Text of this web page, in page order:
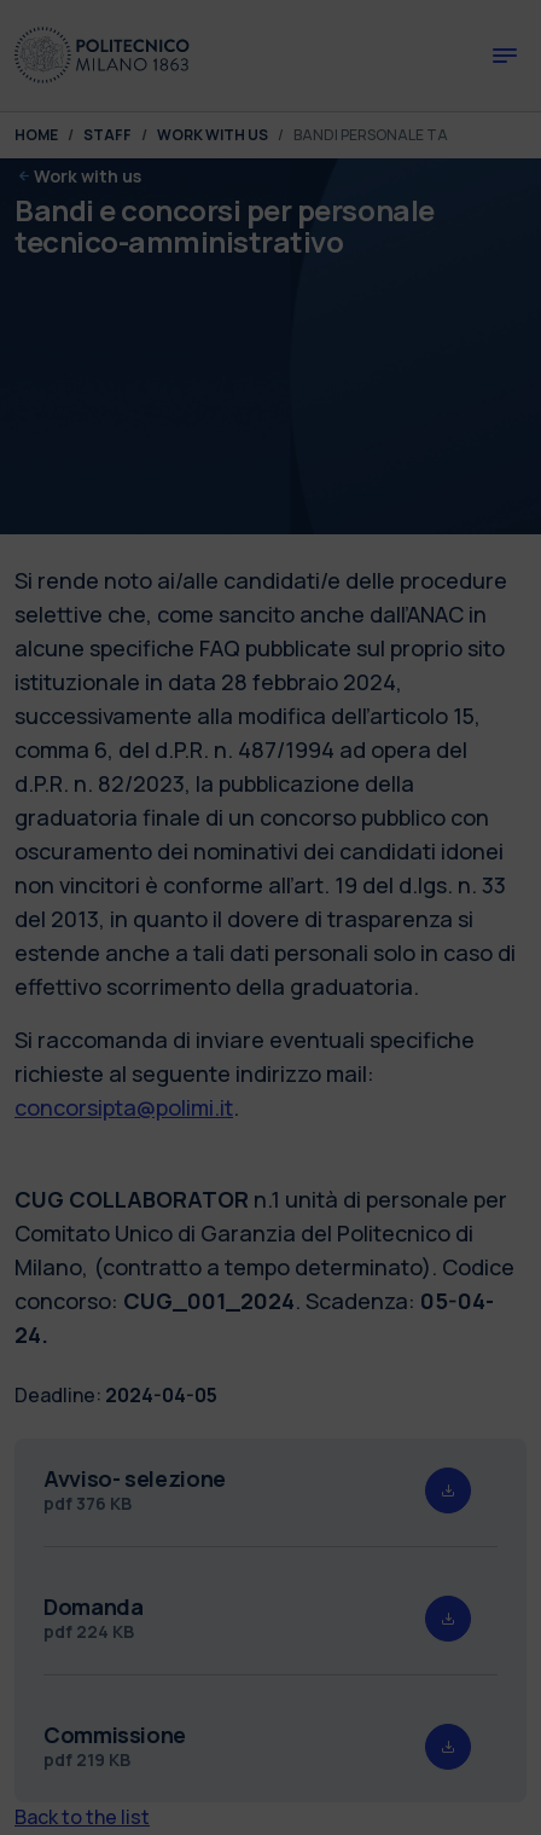
You are here:
HOME STAFF WORK WITH US BANDI PERSONALE TA
Work with us
Bandi e concorsi per personale
tecnico-amministrativo
Si rende noto ai/alle candidati/e delle procedure
selettive che, come sancito anche dall’ANAC in
alcune specifiche FAQ pubblicate sul proprio sito
istituzionale in data 28 febbraio 2024,
successivamente alla modifica dell’articolo 15,
comma 6, del d.P.R. n. 487/1994 ad opera del
d.P.R. n. 82/2023, la pubblicazione della
graduatoria finale di un concorso pubblico con
oscuramento dei nominativi dei candidati idonei
non vincitori è conforme all’art. 19 del d.lgs. n. 33
del 2013, in quanto il dovere di trasparenza si
estende anche a tali dati personali solo in caso di
effettivo scorrimento della graduatoria.
Si raccomanda di inviare eventuali specifiche
richieste al seguente indirizzo mail:
concorsipta@polimi.it.
CUG COLLABORATOR n.1 unità di personale per
Comitato Unico di Garanzia del Politecnico di
Milano, (contratto a tempo determinato). Codice
concorso: CUG_001_2024. Scadenza: 05-04-
24.
Deadline: 2024-04-05
Avviso- selezione
pdf 376 KB
Domanda
pdf 224 KB
Commissione
pdf 219 KB
Back to the list